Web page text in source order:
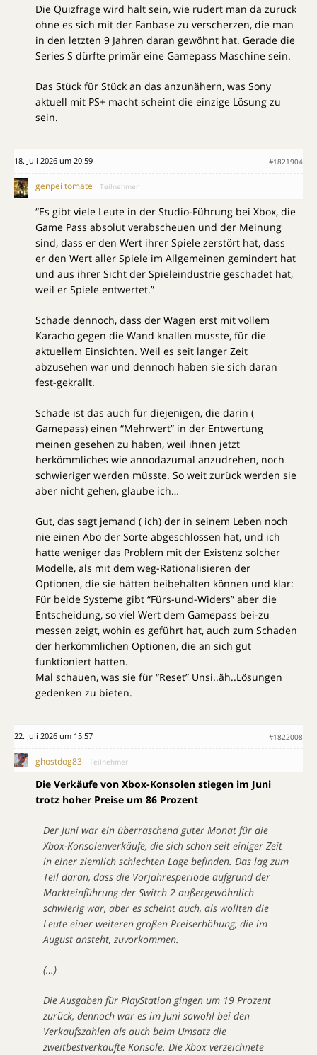
Die Quizfrage wird halt sein, wie rudert man da zurück
ohne es sich mit der Fanbase zu verscherzen, die man
in den letzten 9 Jahren daran gewöhnt hat. Gerade die
Series S dürfte primär eine Gamepass Maschine sein.
Das Stück für Stück an das anzunähern, was Sony
aktuell mit PS+ macht scheint die einzige Lösung zu
sein.
18. Juli 2026 um 20:59 #1821904
genpei tomate Teilnehmer
“Es gibt viele Leute in der Studio-Führung bei Xbox, die
Game Pass absolut verabscheuen und der Meinung
sind, dass er den Wert ihrer Spiele zerstört hat, dass
er den Wert aller Spiele im Allgemeinen gemindert hat
und aus ihrer Sicht der Spieleindustrie geschadet hat,
weil er Spiele entwertet.”
Schade dennoch, dass der Wagen erst mit vollem
Karacho gegen die Wand knallen musste, für die
aktuellem Einsichten. Weil es seit langer Zeit
abzusehen war und dennoch haben sie sich daran
fest-gekrallt.
Schade ist das auch für diejenigen, die darin (
Gamepass) einen “Mehrwert” in der Entwertung
meinen gesehen zu haben, weil ihnen jetzt
herkömmliches wie annodazumal anzudrehen, noch
schwieriger werden müsste. So weit zurück werden sie
aber nicht gehen, glaube ich…
Gut, das sagt jemand ( ich) der in seinem Leben noch
nie einen Abo der Sorte abgeschlossen hat, und ich
hatte weniger das Problem mit der Existenz solcher
Modelle, als mit dem weg-Rationalisieren der
Optionen, die sie hätten beibehalten können und klar:
Für beide Systeme gibt “Fürs-und-Widers” aber die
Entscheidung, so viel Wert dem Gamepass bei-zu
messen zeigt, wohin es geführt hat, auch zum Schaden
der herkömmlichen Optionen, die an sich gut
funktioniert hatten.
Mal schauen, was sie für “Reset” Unsi..äh..Lösungen
gedenken zu bieten.
22. Juli 2026 um 15:57 #1822008
ghostdog83 Teilnehmer
Die Verkäufe von Xbox-Konsolen stiegen im Juni
trotz hoher Preise um 86 Prozent
Der Juni war ein überraschend guter Monat für die
Xbox-Konsolenverkäufe, die sich schon seit einiger Zeit
in einer ziemlich schlechten Lage befinden. Das lag zum
Teil daran, dass die Vorjahresperiode aufgrund der
Markteinführung der Switch 2 außergewöhnlich
schwierig war, aber es scheint auch, als wollten die
Leute einer weiteren großen Preiserhöhung, die im
August ansteht, zuvorkommen.
(…)
Die Ausgaben für PlayStation gingen um 19 Prozent
zurück, dennoch war es im Juni sowohl bei den
Verkaufszahlen als auch beim Umsatz die
zweitbestverkaufte Konsole. Die Xbox verzeichnete